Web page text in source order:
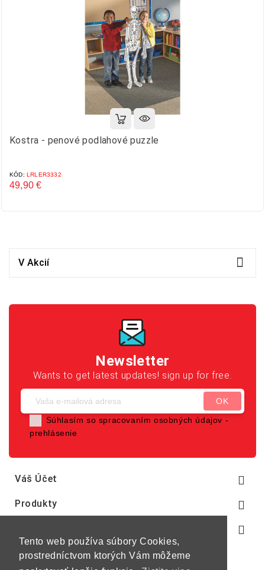
Tento web používa súbory Cookies,
prostredníctvom ktorých Vám môžeme
Kostra - penové podlahové puzzle
KÓD: LRLER3332
49,90 €
V Akcií 
Newsletter
Wants to get latest updates! sign up for free.
Súhlasím so spracovaním osobných údajov -
prehlásenie
Váš Účet 
Produkty 
